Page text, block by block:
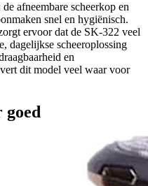
afneembare scheerkop en
snel en hygiënisch.
ervoor dat de SK-322 veel
dagelijkse scheeroplossing
en
dit model veel waar voor